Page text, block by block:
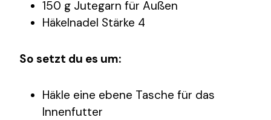
150 g Jutegarn für Außen
Häkelnadel Stärke 4
So setzt du es um:
Häkle eine ebene Tasche für das
Innenfutter